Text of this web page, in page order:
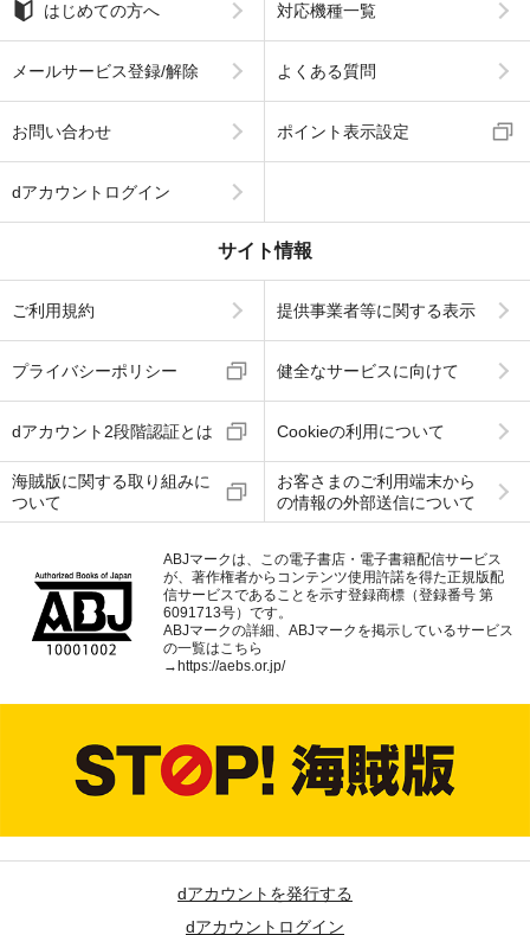
はじめての方へ 対応機種一覧
メールサービス登録/解除 よくある質問
お問い合わせ ポイント表示設定
dアカウントログイン
サイト情報
ご利用規約 提供事業者等に関する表示
プライバシーポリシー 健全なサービスに向けて
dアカウント2段階認証とは Cookieの利用について
海賊版に関する取り組みに
ついて
お客さまのご利用端末から
の情報の外部送信について
ABJマークは、この電子書店・電子書籍配信サービス
が、著作権者からコンテンツ使用許諾を得た正規版配
信サービスであることを示す登録商標（登録番号 第
6091713号）です。
ABJマークの詳細、ABJマークを掲示しているサービス
の一覧はこちら
→ https://aebs.or.jp/
dアカウントを発行する
dアカウントログイン